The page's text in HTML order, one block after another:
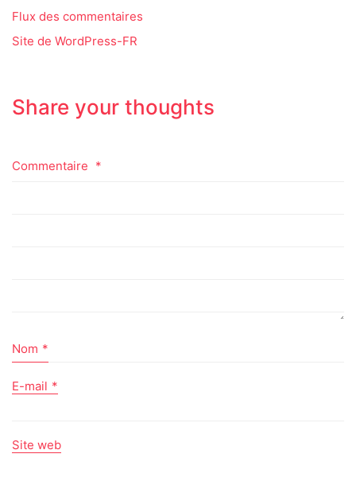
Flux des commentaires
Site de WordPress-FR
Share your thoughts
Commentaire *
Nom *
E-mail *
Site web